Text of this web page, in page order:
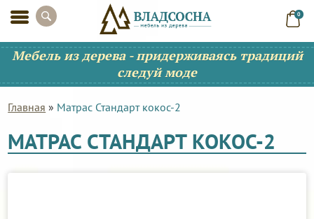
0
Мебель из дерева - придерживаясь традиций
следуй моде
Главная » Матрас Стандарт кокос-2
МАТРАС СТАНДАРТ КОКОС-2